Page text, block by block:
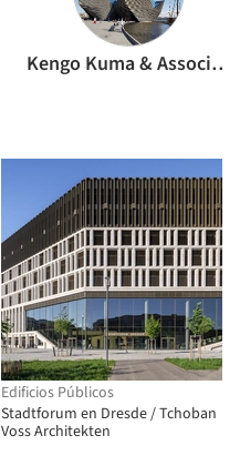
Kengo Kuma & Associates
Edificios Públicos
Stadtforum en Dresde / Tchoban
Voss Architekten